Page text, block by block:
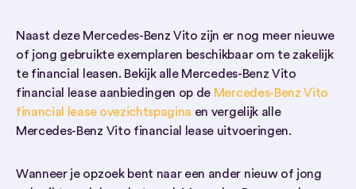
Naast deze Mercedes-Benz Vito zijn er nog meer nieuwe
of jong gebruikte exemplaren beschikbaar om te zakelijk
te financial leasen. Bekijk alle Mercedes-Benz Vito
financial lease aanbiedingen op de Mercedes-Benz Vito
financial lease ovezichtspagina en vergelijk alle
Mercedes-Benz Vito financial lease uitvoeringen.
Wanneer je opzoek bent naar een ander nieuw of jong